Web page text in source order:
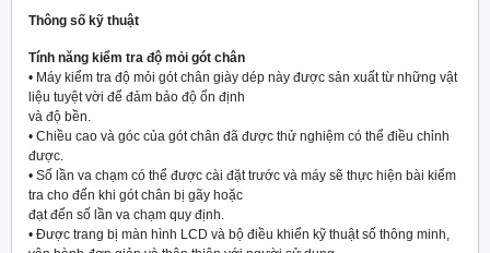
Thông số kỹ thuật
Tính năng kiểm tra độ mỏi gót chân
• Máy kiểm tra độ mỏi gót chân giày dép này được sản xuất từ ​​những vật
liệu tuyệt vời để đảm bảo độ ổn định
và độ bền.
• Chiều cao và góc của gót chân đã được thử nghiệm có thể điều chỉnh
được.
• Số lần va chạm có thể được cài đặt trước và máy sẽ thực hiện bài kiểm
tra cho đến khi gót chân bị gãy hoặc
đạt đến số lần va chạm quy định.
• Được trang bị màn hình LCD và bộ điều khiển kỹ thuật số thông minh,